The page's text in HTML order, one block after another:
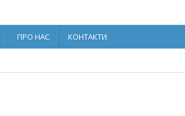
ПРО НАС КОНТАКТИ